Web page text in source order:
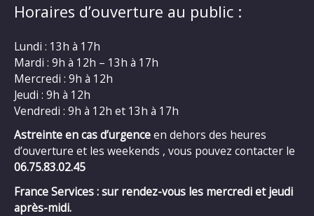
Horaires d’ouverture au public :
Lundi : 13h à 17h
Mardi : 9h à 12h – 13h à 17h
Mercredi : 9h à 12h
Jeudi : 9h à 12h
Vendredi : 9h à 12h et 13h à 17h
Astreinte en cas d’urgenceen dehors des heures
d’ouverture et les weekends , vous pouvez contacter le
06.75.83.02.45
France Services : sur rendez-vous les mercredi et jeudi
après-midi.